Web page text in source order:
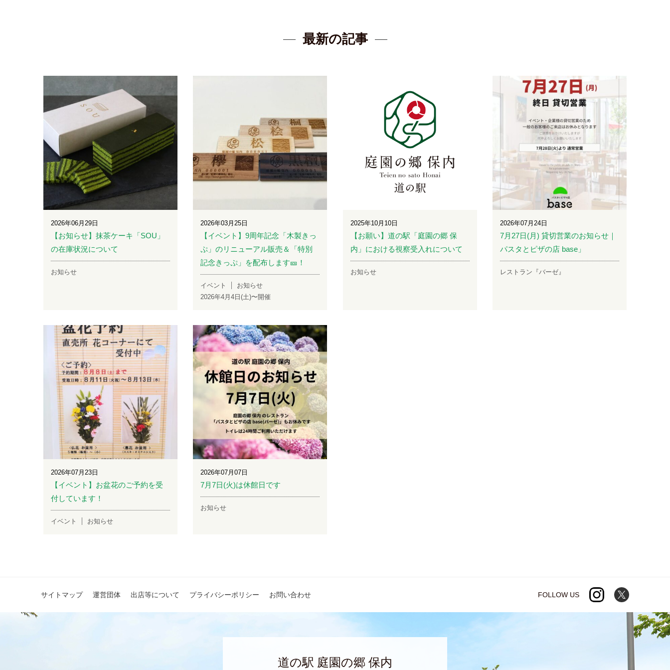
最新の記事
2026年06月29日
【お知らせ】抹茶ケーキ「SOU」
の在庫状況について
お知らせ
2026年03月25日
【イベント】9周年記念「木製きっ
ぷ」のリニューアル販売＆「特別
記念きっぷ」を配布します🎫！
イベント
お知らせ
2026年4月4日(土)〜開催
2025年10月10日
【お願い】道の駅「庭園の郷 保
内」における視察受入れについて
お知らせ
2026年07月24日
7月27日(月) 貸切営業のお知らせ｜
パスタとピザの店 base」
レストラン『バーゼ』
2026年07月23日
【イベント】お盆花のご予約を受
付しています！
イベント お知らせ
2026年07月07日
7月7日(火)は休館日です
お知らせ
サイトマップ 運営団体 出店等について プライバシーポリシー お問い合わせ FOLLOW US
道の駅 庭園の郷 保内